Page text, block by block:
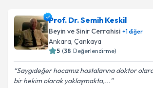
almanız için bir takvim hazırlandığında
bilgilendireceğiz.
E-posta Adresiniz
Prof. Dr. Semih Keskil
Beyin ve Sinir Cerrahisi +1diğer
Ankara, Çankaya
5 (38 Değerlendirme)
Saygıdeğer hocamız hastalarına doktor
bir hekim olarak yaklaşmakta,...